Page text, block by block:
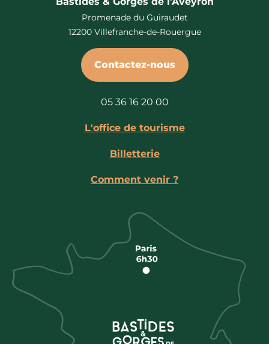
Promenade du Guiraudet
12200 Villefranche-de-Rouergue
Contactez-nous
05 36 16 20 00
L'office de tourisme
Billetterie
Comment venir ?